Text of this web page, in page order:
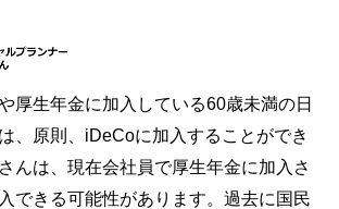
厚生年金に加入している60歳未満の日
、原則、iDeCoに加入することができ
んは、現在会社員で厚生年金に加入さ
できる可能性があります。過去に国民